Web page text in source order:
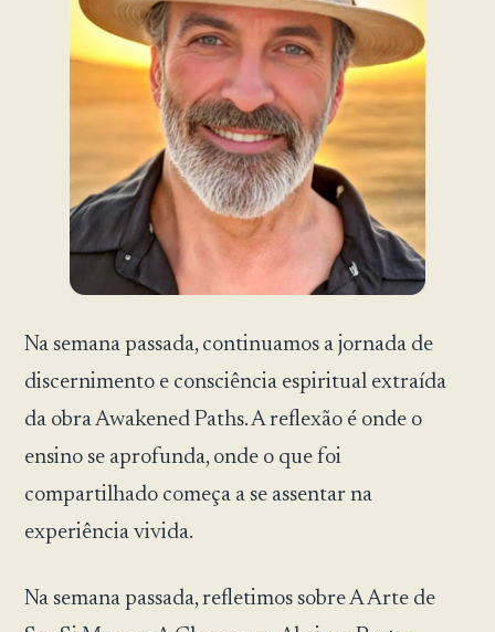
Na semana passada, continuamos a jornada de
discernimento e consciência espiritual extraída
da obra Awakened Paths. A reflexão é onde o
ensino se aprofunda, onde o que foi
compartilhado começa a se assentar na
experiência vivida.
Na semana passada, refletimos sobre A Arte de